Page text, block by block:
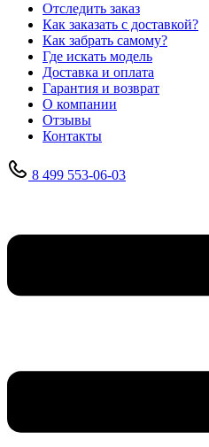
Отследить заказ
Как заказать с доставкой?
Как забрать самому?
Где искать модель
Доставка и оплата
Гарантия и возврат
О компании
Отзывы
Контакты
8 499 553-06-03